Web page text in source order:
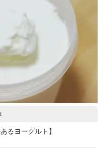
るヨーグルト】